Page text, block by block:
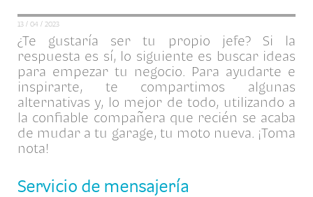
13 / 04 / 2023
¿Te gustaría ser tu propio jefe? Si la
respuesta es sí, lo siguiente es buscar ideas
para empezar tu negocio. Para ayudarte e
inspirarte, te compartimos algunas
alternativas y, lo mejor de todo, utilizando a
la confiable compañera que recién se acaba
de mudar a tu garage, tu moto nueva. ¡Toma
nota!
Servicio de mensajería